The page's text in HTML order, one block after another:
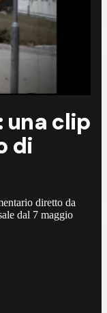
una clip
di
diretto da
dal 7 maggio